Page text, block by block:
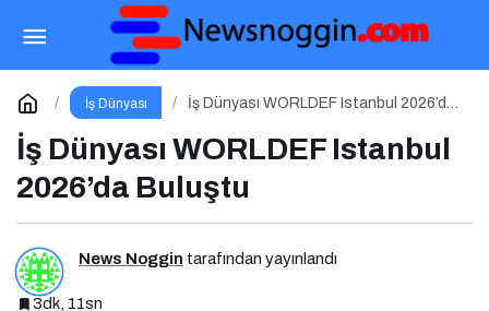
İş Dünyası
İş Dünyası WORLDEF Istanbul 2026’da
İş Dünyası WORLDEF Istanbul
2026’da Buluştu
News Noggin tarafından yayınlandı
3dk, 11sn
Kişisel Markalaşma 360 Podcast Serisi
Yorum Yap